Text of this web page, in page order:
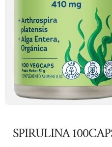
SPIRULINA